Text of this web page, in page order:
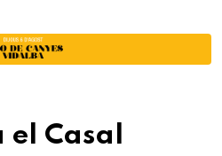
el Casal